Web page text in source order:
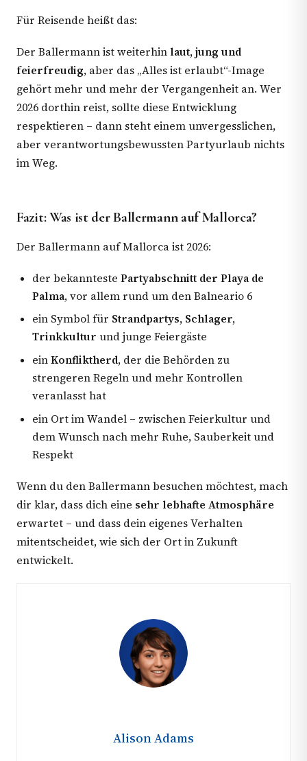
Für Reisende heißt das:
Der Ballermann ist weiterhinlaut, jung und
feierfreudig, aber das „Alles ist erlaubt“-Image
gehört mehr und mehr der Vergangenheit an. Wer
2026 dorthin reist, sollte diese Entwicklung
respektieren – dann steht einem unvergesslichen,
aber verantwortungsbewussten Partyurlaub nichts
im Weg.
Fazit: Was ist der Ballermann auf Mallorca?
Der Ballermann auf Mallorca ist 2026:
der bekanntestePartyabschnitt der Playa de
Palma, vor allem rund um den Balneario 6
ein Symbol für Strandpartys, Schlager,
Trinkkultur und junge Feiergäste
einKonfliktherd, der die Behörden zu
strengeren Regeln und mehr Kontrollen
veranlasst hat
ein Ort im Wandel – zwischen Feierkultur und
dem Wunsch nach mehr Ruhe, Sauberkeit und
Respekt
Wenn du den Ballermann besuchen möchtest, mach
dir klar, dass dich eine sehr lebhafte Atmosphäre
erwartet – und dass dein eigenes Verhalten
mitentscheidet, wie sich der Ort in Zukunft
entwickelt.
Alison Adams